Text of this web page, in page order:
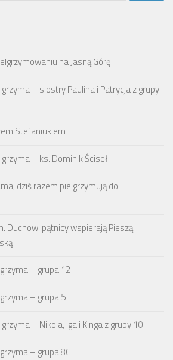
na Jasną Górę
– siostry Paulina i Patrycja z grupy
Stefaniukiem
– ks. Dominik Ściseł
dziś razem pielgrzymują do
Duchowi pątnicy wspierają Pieszą
– grupa 12
– grupa 5
– Nikola, Iga i Kinga z grupy 10
– grupa 8C